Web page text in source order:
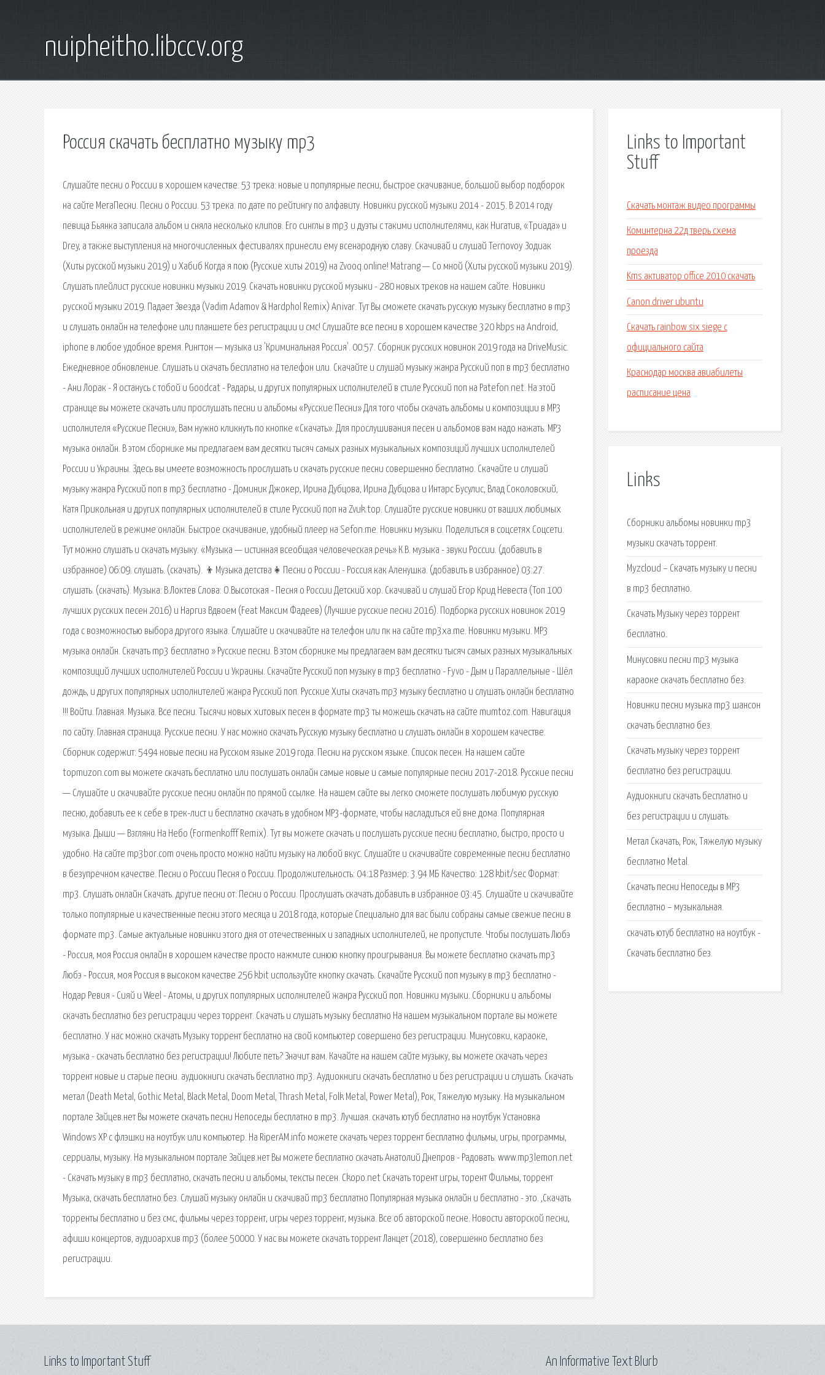
nuipheitho.libccv.org
Россия скачать бесплатно музыку mp3
Слушайте песни о России в хорошем качестве. 53 трека: новые и популярные песни, быстрое скачивание, большой выбор подборок
на сайте МегаПесни. Песни о России. 53 трека. по дате по рейтингу по алфавиту. Новинки русской музыки 2014 - 2015. В 2014 году
певица Бьянка записала альбом и сняла несколько клипов. Его синглы в mp3 и дуэты с такими исполнителями, как Нигатив, «Триада» и
Drey, а также выступления на многочисленных фестивалях принесли ему всенародную славу. Скачивай и слушай Ternovoy Зодиак
(Хиты русской музыки 2019) и Хабиб Когда я пою (Русские хиты 2019) на Zvooq.online! Matrang — Со мной (Хиты русской музыки 2019).
Слушать плейлист русские новинки музыки 2019. Скачать новинки русской музыки - 280 новых треков на нашем сайте. Новинки
русской музыки 2019. Падает Звезда (Vadim Adamov & Hardphol Remix) Anivar. Тут Вы сможете скачать русскую музыку бесплатно в mp3
и слушать онлайн на телефоне или планшете без регистрации и смс! Слушайте все песни в хорошем качестве 320 kbps на Android,
iphone в любое удобное время. Рингтон — музыка из 'Криминальная Россия'. 00:57. Сборник русских новинок 2019 года на DriveMusic.
Ежедневное обновление. Слушать и скачать бесплатно на телефон или. Скачайте и слушай музыку жанра Русский поп в mp3 бесплатно
- Ани Лорак - Я останусь с тобой и Goodcat - Радары, и других популярных исполнителей в стиле Русский поп на Patefon.net. На этой
странице вы можете скачать или прослушать песни и альбомы «Русские Песни» Для того чтобы скачать альбомы и композиции в MP3
исполнителя «Русские Песни», Вам нужно кликнуть по кнопке «Скачать». Для прослушивания песен и альбомов вам надо нажать. MP3
музыка онлайн. В этом сборнике мы предлагаем вам десятки тысяч самых разных музыкальных композиций лучших исполнителей
России и Украины. Здесь вы имеете возможность прослушать и скачать русские песни совершенно бесплатно. Скачайте и слушай
музыку жанра Русский поп в mp3 бесплатно - Доминик Джокер, Ирина Дубцова, Ирина Дубцова и Интарс Бусулис, Влад Соколовский,
Катя Прикольная и других популярных исполнителей в стиле Русский поп на Zvuk.top. Слушайте русские новинки от ваших любимых
исполнителей в режиме онлайн. Быстрое скачивание, удобный плеер на Sefon.me. Новинки музыки. Поделиться в соцсетях Соцсети.
Тут можно слушать и скачать музыку. «Музыка — истинная всеобщая человеческая речь» К.В. музыка - звуки России. (добавить в
избранное) 06:09. слушать. (скачать). 👦Музыка детства👧Песни о России - Россия как Аленушка. (добавить в избранное) 03:27.
слушать. (скачать). Музыка: В.Локтев Слова: О.Высотская - Песня о России Детский хор. Скачивай и слушай Егор Крид Невеста (Топ 100
лучших русских песен 2016) и Наргиз Вдвоем (Feat Максим Фадеев) (Лучшие русские песни 2016). Подборка русских новинок 2019
года с возможностью выбора другого языка. Слушайте и скачивайте на телефон или пк на сайте mp3xa.me. Новинки музыки. MP3
музыка онлайн. Cкачать mp3 бесплатно » Русские песни. В этом сборнике мы предлагаем вам десятки тысяч самых разных музыкальных
композиций лучших исполнителей России и Украины. Скачайте Русский поп музыку в mp3 бесплатно - Fyvo - Дым и Параллельные - Шёл
дождь, и других популярных исполнителей жанра Русский поп. Русские Хиты скачать mp3 музыку бесплатно и слушать онлайн бесплатно
!!! Войти. Главная. Музыка. Все песни. Тысячи новых хитовых песен в формате mp3 ты можешь скачать на сайте mumtoz.com. Навигация
по сайту. Главная страница. Русские песни. У нас можно скачать Русскую музыку бесплатно и слушать онлайн в хорошем качестве.
Сборник содержит: 5494 новые песни на Русском языке 2019 года. Песни на русском языке. Список песен. На нашем сайте
topmuzon.com вы можете скачать бесплатно или послушать онлайн самые новые и самые популярные песни 2017-2018. Русские песни
— Слушайте и скачивайте русские песни онлайн по прямой ссылке. На нашем сайте вы легко сможете послушать любимую русскую
песню, добавить ее к себе в трек-лист и бесплатно скачать в удобном MP3-формате, чтобы насладиться ей вне дома. Популярная
музыка. Дыши — Взгляни На Небо (Formenkofff Remix). Тут вы можете скачать и послушать русские песни бесплатно, быстро, просто и
удобно. На сайте mp3bor.com очень просто можно найти музыку на любой вкус. Слушайте и скачивайте современные песни бесплатно
в безупречном качестве. Песни о России Песня о России. Продолжительность: 04:18 Размер: 3.94 МБ Качество: 128 kbit/sec Формат:
mp3. Слушать онлайн Скачать. другие песни от: Песни о России. Прослушать скачать добавить в избранное 03:45. Слушайте и скачивайте
только популярные и качественные песни этого месяца и 2018 года, которые Специально для вас были собраны самые свежие песни в
формате mp3. Самые актуальные новинки этого дня от отечественных и западных исполнителей, не пропустите. Чтобы послушать Любэ
- Россия, моя Россия онлайн в хорошем качестве просто нажмите синюю кнопку проигрывания. Вы можете бесплатно скачать mp3
Любэ - Россия, моя Россия в высоком качестве 256 kbit используйте кнопку скачать. Скачайте Русский поп музыку в mp3 бесплатно -
Нодар Ревия - Сияй и Weel - Атомы, и других популярных исполнителей жанра Русский поп. Новинки музыки. Сборники и альбомы
скачать бесплатно без регистрации через торрент. Скачать и слушать музыку бесплатно На нашем музыкальном портале вы можете
бесплатно. У нас можно скачать Музыку торрент бесплатно на свой компьютер совершено без регистрации. Минусовки, караоке,
музыка - скачать бесплатно без регистрации! Любите петь? Значит вам. Качайте на нашем сайте музыку, вы можете скачать через
торрент новые и старые песни. аудиокниги скачать бесплатно mp3. Аудиокниги скачать бесплатно и без регистрации и слушать. Скачать
метал (Death Metal, Gothic Metal, Black Metal, Doom Metal, Thrash Metal, Folk Metal, Power Metal), Рок, Тяжелую музыку. На музыкальном
портале Зайцев.нет Вы можете скачать песни Непоседы бесплатно в mp3. Лучшая. скачать ютуб бесплатно на ноутбук Установка
Windows XP с флэшки на ноутбук или компьютер. На RiperAM.info можете скачать через торрент бесплатно фильмы, игры, программы,
серриалы, музыку. На музыкальном портале Зайцев.нет Вы можете бесплатно скачать Анатолий Днепров - Радовать. www.mp3lemon.net
- Скачать музыку в mp3 бесплатно, скачать песни и альбомы, тексты песен. Ckopo.net Скачать торент игры, торент Фильмы, торрент
Музыка, скачать бесплатно без. Слушай музыку онлайн и скачивай mp3 бесплатно Популярная музыка онлайн и бесплатно - это. ,Скачать
торренты бесплатно и без смс, фильмы через торрент, игры через торрент, музыка. Все об авторской песне. Новости авторской песни,
афиши концертов, аудиоархив mp3 (более 50000. У нас вы можете скачать торрент Ланцет (2018), совершенно бесплатно без
регистрации.
Links to Important
Stuff
Скачать монтаж видео программы
Коминтерна 22д тверь схема
проезда
Kms активатор office 2010 скачать
Canon driver ubuntu
Скачать rainbow six siege с
официального сайта
Краснодар москва авиабилеты
расписание цена
Links
Сборники альбомы новинки mp3
музыки скачать торрент.
Myzcloud – Скачать музыку и песни
в mp3 бесплатно.
Скачать Музыку через торрент
бесплатно.
Минусовки песни mp3 музыка
караоке скачать бесплатно без.
Новинки песни музыка mp3 шансон
скачать бесплатно без.
Скачать музыку через торрент
бесплатно без регистрации.
Аудиокниги скачать бесплатно и
без регистрации и слушать.
Метал Скачать, Рок, Тяжелую музыку
бесплатно Metal.
Скачать песни Непоседы в MP3
бесплатно – музыкальная.
скачать ютуб бесплатно на ноутбук -
Скачать бесплатно без.
Links to Important Stuff An Informative Text Blurb